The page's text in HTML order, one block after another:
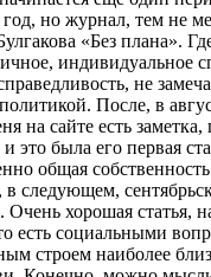
но журнал, тем не
«Без плана».
индивидуальное
не
После, в
на сайте есть
это была его первая
общая
в следующем,
Очень хорошая
есть социальными
строем наиболее